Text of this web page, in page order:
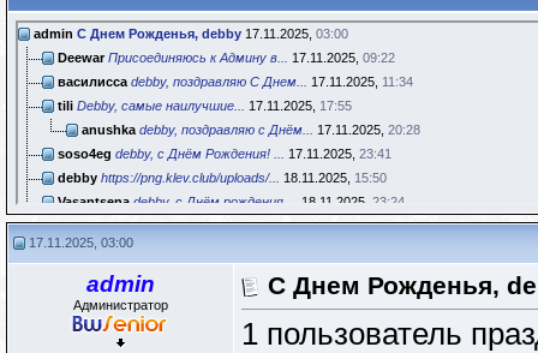
admin С Днем Рожденья, debby 17.11.2025, 03:00
Deewar Присоединяюсь к Админу в... 17.11.2025, 09:22
василисса debby, поздравляю С Днем... 17.11.2025, 11:34
tili Debby, самые наилучшие... 17.11.2025, 17:55
anushka debby, поздравляю с Днём... 17.11.2025, 20:28
soso4eg debby, с Днём Рождения! ... 17.11.2025, 23:41
debby https://png.klev.club/uploads/... 18.11.2025, 15:50
Vasantsena debby, с Днём рождения,... 18.11.2025, 23:24
debby Vasantsena, Спасибо!!!!!!...20.11.2025,16:28
net Наташа, прими и от опоздавших...
debby, спасибо за теплые...
17.11.2025, 03:00
admin
Администратор
С Днем Рожденья,
1 пользователь